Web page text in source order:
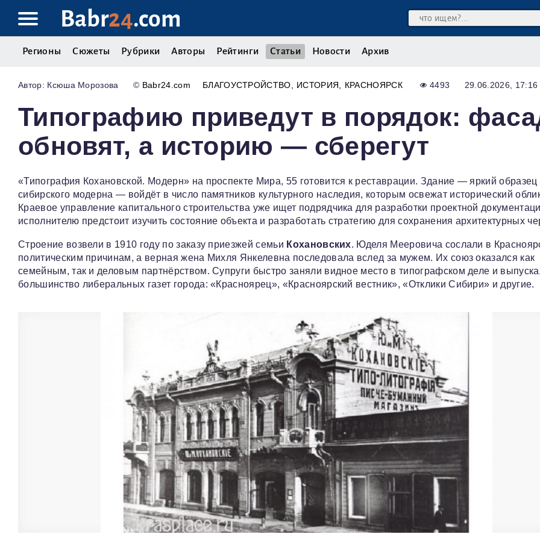
Babr24.com
Регионы Сюжеты Рубрики Авторы Рейтинги Статьи Новости Архив
Ксюша Морозова © Babr24.com БЛАГОУСТРОЙСТВО ИСТОРИЯ КРАСНОЯРСК 4493 29.06.2026, 17:16
Типографию приведут в порядок:
обновят, а историю — сберегут
«Типография Кохановской. Модерн» на проспекте Мира, 55 готовится к реставрации. Здание — яркий образец
сибирского модерна — войдёт в число памятников культурного наследия, которым освежат исторический
Краевое управление капитального строительства уже ищет подрядчика для разработки проектной
исполнителю предстоит изучить состояние объекта и разработать стратегию для сохранения архитектурных
Строение возвели в 1910 году по заказу приезжей семьи Кохановских. Юделя Мееровича сослали в
политическим причинам, а верная жена Михля Янкелевна последовала вслед за мужем. Их союз оказался как
семейным, так и деловым партнёрством. Супруги быстро заняли видное место в типографском деле и
большинство либеральных газет города: «Красноярец», «Красноярский вестник», «Отклики Сибири» и другие.